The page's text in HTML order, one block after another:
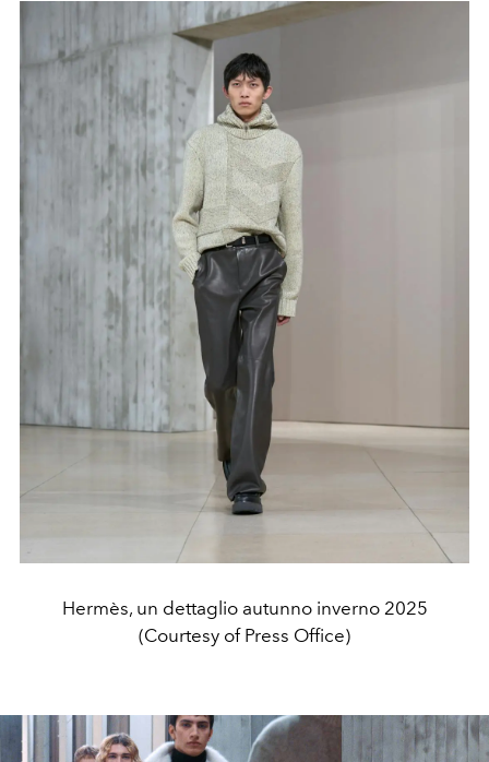
Hermès, un dettaglio autunno inverno 2025
(Courtesy of Press Office)